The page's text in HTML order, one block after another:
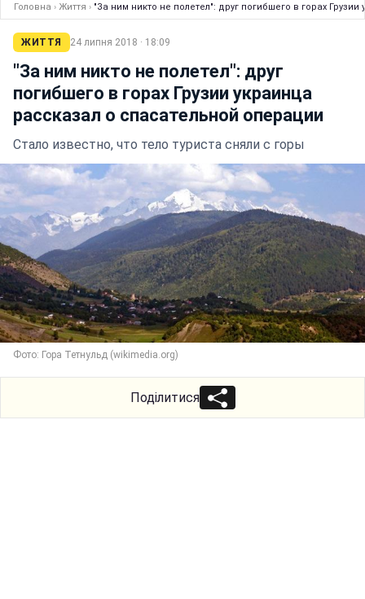
Головна › Життя › "За ним никто не полетел": друг погибшего в горах
ЖИТТЯ 24 липня 2018 · 18:09
"За ним никто не полетел": друг
погибшего в горах Грузии украинца
рассказал о спасательной операции
Стало известно, что тело туриста сняли с горы
Фото: Гора Тетнульд (wikimedia.org)
Поділитися